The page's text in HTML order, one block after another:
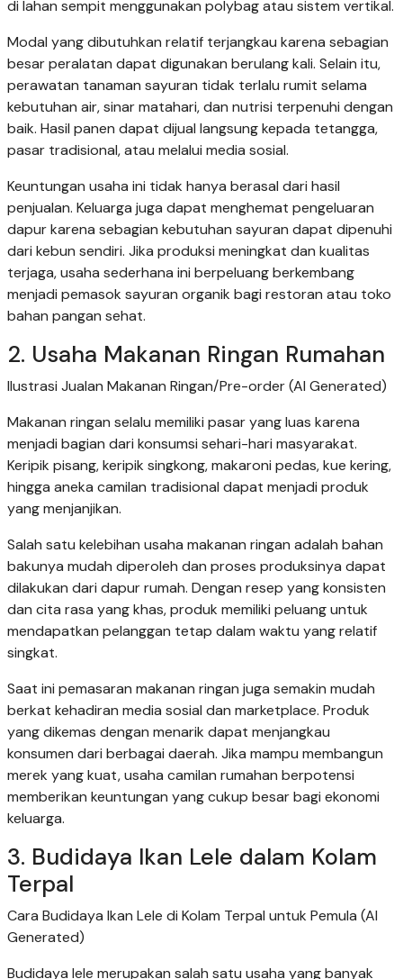
di lahan sempit menggunakan polybag atau sistem vertikal.
Modal yang dibutuhkan relatif terjangkau karena sebagian
besar peralatan dapat digunakan berulang kali. Selain itu,
perawatan tanaman sayuran tidak terlalu rumit selama
kebutuhan air, sinar matahari, dan nutrisi terpenuhi dengan
baik. Hasil panen dapat dijual langsung kepada tetangga,
pasar tradisional, atau melalui media sosial.
Keuntungan usaha ini tidak hanya berasal dari hasil
penjualan. Keluarga juga dapat menghemat pengeluaran
dapur karena sebagian kebutuhan sayuran dapat dipenuhi
dari kebun sendiri. Jika produksi meningkat dan kualitas
terjaga, usaha sederhana ini berpeluang berkembang
menjadi pemasok sayuran organik bagi restoran atau toko
bahan pangan sehat.
2. Usaha Makanan Ringan Rumahan
Ilustrasi Jualan Makanan Ringan/Pre-order (AI Generated)
Makanan ringan selalu memiliki pasar yang luas karena
menjadi bagian dari konsumsi sehari-hari masyarakat.
Keripik pisang, keripik singkong, makaroni pedas, kue kering,
hingga aneka camilan tradisional dapat menjadi produk
yang menjanjikan.
Salah satu kelebihan usaha makanan ringan adalah bahan
bakunya mudah diperoleh dan proses produksinya dapat
dilakukan dari dapur rumah. Dengan resep yang konsisten
dan cita rasa yang khas, produk memiliki peluang untuk
mendapatkan pelanggan tetap dalam waktu yang relatif
singkat.
Saat ini pemasaran makanan ringan juga semakin mudah
berkat kehadiran media sosial dan marketplace. Produk
yang dikemas dengan menarik dapat menjangkau
konsumen dari berbagai daerah. Jika mampu membangun
merek yang kuat, usaha camilan rumahan berpotensi
memberikan keuntungan yang cukup besar bagi ekonomi
keluarga.
3. Budidaya Ikan Lele dalam Kolam
Terpal
Cara Budidaya Ikan Lele di Kolam Terpal untuk Pemula (AI
Generated)
Budidaya lele merupakan salah satu usaha yang banyak